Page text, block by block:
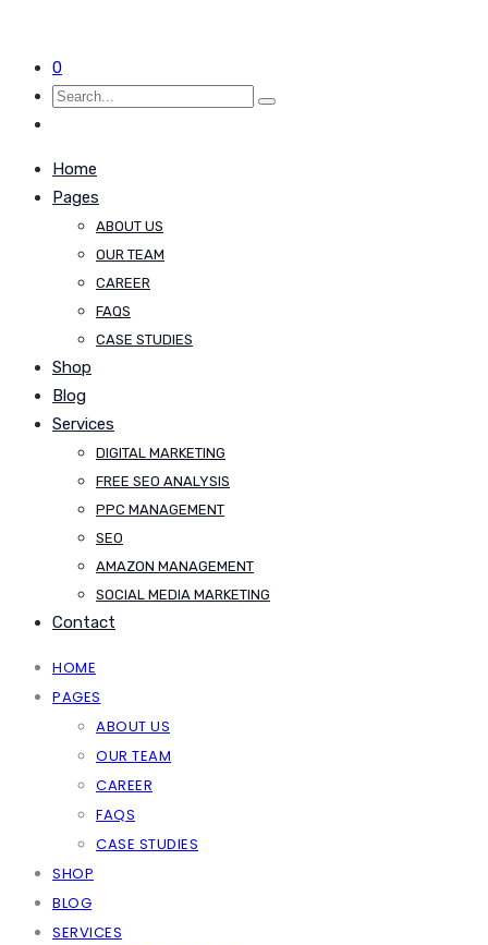
0
Home
Pages
ABOUT US
OUR TEAM
CAREER
FAQS
CASE STUDIES
Shop
Blog
Services
DIGITAL MARKETING
FREE SEO ANALYSIS
PPC MANAGEMENT
SEO
AMAZON MANAGEMENT
SOCIAL MEDIA MARKETING
Contact
HOME
PAGES
ABOUT US
OUR TEAM
CAREER
FAQS
CASE STUDIES
SHOP
BLOG
SERVICES